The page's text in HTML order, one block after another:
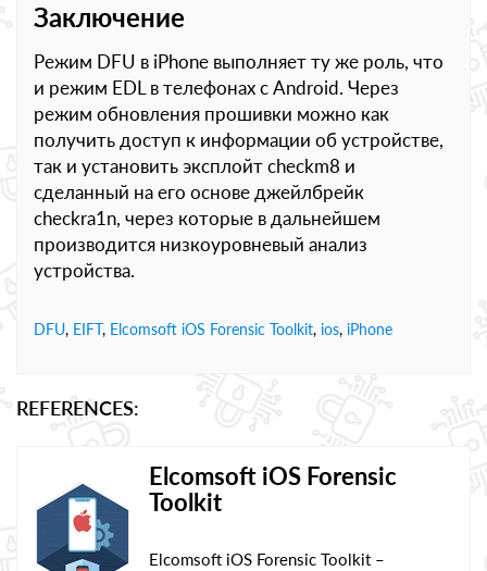
Заключение
Режим DFU в iPhone выполняет ту же роль, что
и режим EDL в телефонах с Android. Через
режим обновления прошивки можно как
получить доступ к информации об устройстве,
так и установить эксплойт checkm8 и
сделанный на его основе джейлбрейк
checkra1n, через которые в дальнейшем
производится низкоуровневый анализ
устройства.
DFU, EIFT, Elcomsoft iOS Forensic Toolkit, ios, iPhone
REFERENCES:
Elcomsoft iOS Forensic
Toolkit
Elcomsoft iOS Forensic Toolkit –